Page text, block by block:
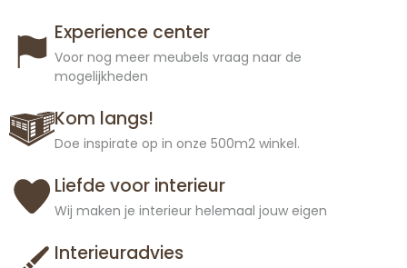
Experience center
Voor nog meer meubels vraag naar de
mogelijkheden
Kom langs!
Doe inspirate op in onze 500m2 winkel.
Liefde voor interieur
Wij maken je interieur helemaal jouw eigen
Interieuradvies